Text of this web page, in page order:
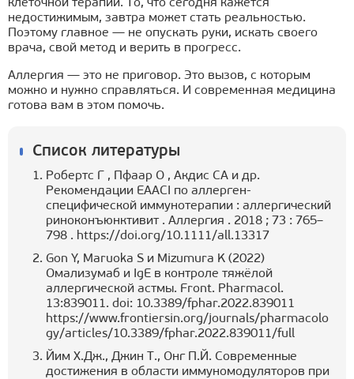
клеточной терапии. То, что сегодня кажется
недостижимым, завтра может стать реальностью.
Поэтому главное — не опускать руки, искать своего
врача, свой метод и верить в прогресс.
Аллергия — это не приговор. Это вызов, с которым
можно и нужно справляться. И современная медицина
готова вам в этом помочь.
Список литературы
Робертс Г , Пфаар О , Акдис CA и др.
Рекомендации EAACI по аллерген-
специфической иммунотерапии : аллергический
риноконъюнктивит . Аллергия . 2018 ; 73 : 765–
798 . https://doi.org/10.1111/all.13317
Gon Y, Maruoka S и Mizumura K (2022)
Омализумаб и IgE в контроле тяжёлой
аллергической астмы. Front. Pharmacol.
13:839011. doi: 10.3389/fphar.2022.839011
https://www.frontiersin.org/journals/pharmacolo
gy/articles/10.3389/fphar.2022.839011/full
Йим Х.Дж., Джин Т., Онг П.Й. Современные
достижения в области иммуномодуляторов при